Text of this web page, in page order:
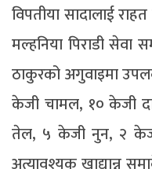
विपतीया सादालाई
मल्हनिया पिराडी सेवा
ठाकुरको अगुवाइमा
केजी चामल, १० केजी
तेल, ५ केजी नुन, २